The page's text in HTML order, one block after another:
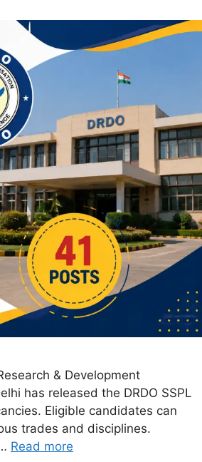
& Development
has released the DRDO SSPL
Eligible candidates can
trades and disciplines.
Read more